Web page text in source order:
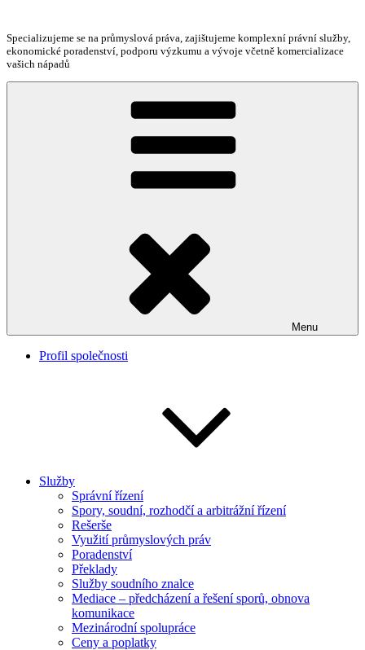
obsahu
webu
Specializujeme se na průmyslová práva, zajištujeme komplexní právní služby,
ekonomické poradenství, podporu výzkumu a vývoje včetně komercializace
vašich nápadů
Menu
Profil společnosti
Služby
Správní řízení
Spory, soudní, rozhodčí a arbitrážní řízení
Rešerše
Využití průmyslových práv
Poradenství
Překlady
Služby soudního znalce
Mediace – předcházení a řešení sporů, obnova
komunikace
Mezinárodní spolupráce
Ceny a poplatky